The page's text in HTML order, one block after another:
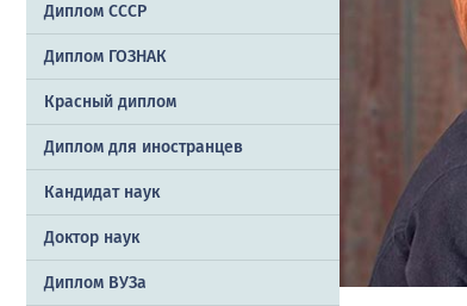
Диплом СССР
Диплом ГОЗНАК
Красный диплом
Диплом для иностранцев
Кандидат наук
Доктор наук
Диплом ВУЗа